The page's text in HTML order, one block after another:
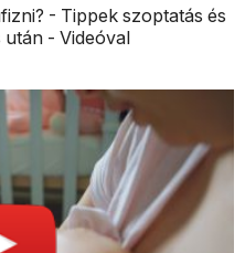
- Tippek szoptatás és
után - Videóval